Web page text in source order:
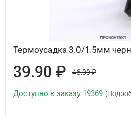
Термоусадка 3.0/1.5мм
39.90 ₽ 46.00 ₽
Доступно к заказу 19369